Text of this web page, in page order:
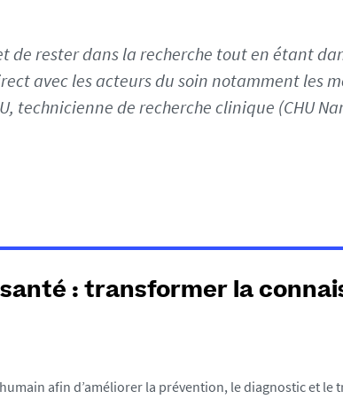
de rester dans la recherche tout en étant
avec les acteurs du soin notamment les
technicienne de recherche clinique (CHU
: transformer la
afin d’améliorer la prévention, le diagnostic et le